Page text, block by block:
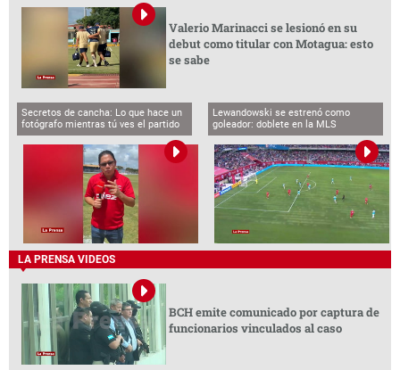
Valerio Marinacci se lesionó en su
debut como titular con Motagua: esto
se sabe
Secretos de cancha: Lo que hace un
fotógrafo mientras tú ves el partido
Lewandowski se estrenó como
goleador: doblete en la MLS
LA PRENSA VIDEOS
BCH emite comunicado por captura de
funcionarios vinculados al caso